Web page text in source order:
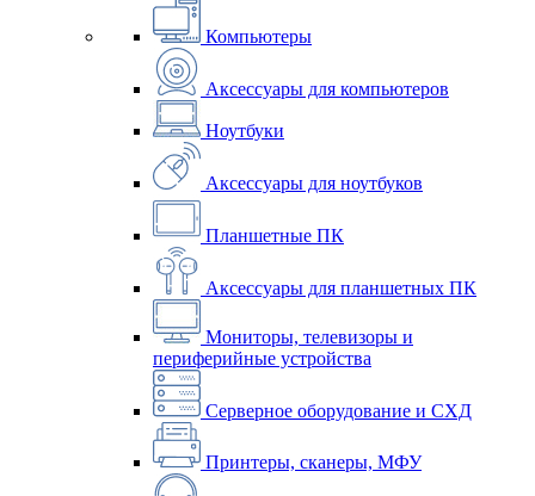
Компьютеры
Аксессуары для компьютеров
Ноутбуки
Аксессуары для ноутбуков
Планшетные ПК
Аксессуары для планшетных ПК
Мониторы, телевизоры и
периферийные устройства
Серверное оборудование и СХД
Принтеры, сканеры, МФУ